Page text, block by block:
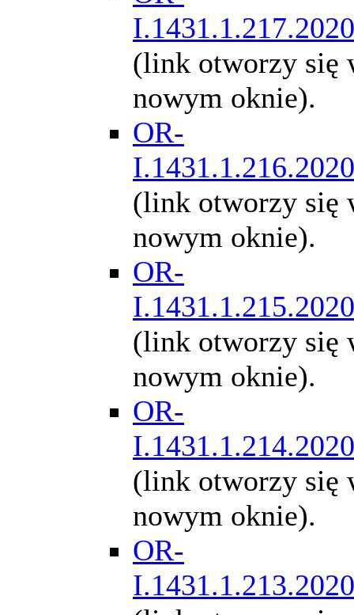
I.1431.1.217.2020
(link otworzy się
nowym oknie).
OR-
I.1431.1.216.2020
(link otworzy się
nowym oknie).
OR-
I.1431.1.215.2020
(link otworzy się
nowym oknie).
OR-
I.1431.1.214.2020
(link otworzy się
nowym oknie).
OR-
I.1431.1.213.2020